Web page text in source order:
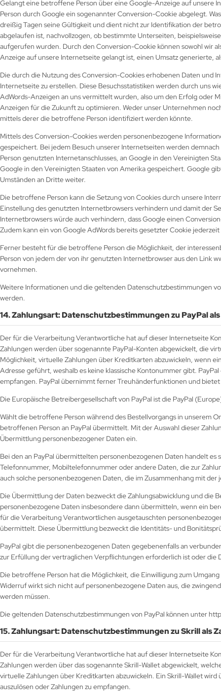
Gelangt eine betroffene Person über eine Google-Anzeige auf
Person durch Google ein sogenannter Conversion-Cookie abgelegt.
dreißig Tagen seine Gültigkeit und dient nicht zur Identifikation der
abgelaufen ist, nachvollzogen, ob bestimmte Unterseiten,
aufgerufen wurden. Durch den Conversion-Cookie können sowohl wir
Anzeige auf unsere Internetseite gelangt ist, einen Umsatz generierte,
Die durch die Nutzung des Conversion-Cookies erhobenen Daten und
Internetseite zu erstellen. Diese Besuchsstatistiken werden durch uns
AdWords-Anzeigen an uns vermittelt wurden, also um den Erfolg oder
Anzeigen für die Zukunft zu optimieren. Weder unser Unternehmen
mittels derer die betroffene Person identifiziert werden könnte.
Mittels des Conversion-Cookies werden personenbezogene
gespeichert. Bei jedem Besuch unserer Internetseiten werden
Person genutzten Internetanschlusses, an Google in den Vereinigten
Google in den Vereinigten Staaten von Amerika gespeichert. Google
Umständen an Dritte weiter.
Die betroffene Person kann die Setzung von Cookies durch unsere
Einstellung des genutzten Internetbrowsers verhindern und damit der
Internetbrowsers würde auch verhindern, dass Google einen
Zudem kann ein von Google AdWords bereits gesetzter Cookie
Ferner besteht für die betroffene Person die Möglichkeit, der
Person von jedem der von ihr genutzten Internetbrowser aus den Link
vornehmen.
Weitere Informationen und die geltenden Datenschutzbestimmungen
werden.
14. Zahlungsart: Datenschutzbestimmungen zu PayPal
Der für die Verarbeitung Verantwortliche hat auf dieser Internetseite
Zahlungen werden über sogenannte PayPal-Konten abgewickelt, die
Möglichkeit, virtuelle Zahlungen über Kreditkarten abzuwickeln, wenn
Adresse geführt, weshalb es keine klassische Kontonummer gibt.
empfangen. PayPal übernimmt ferner Treuhänderfunktionen und
Die Europäische Betreibergesellschaft von PayPal ist die PayPal
Wählt die betroffene Person während des Bestellvorgangs in unserem
betroffenen Person an PayPal übermittelt. Mit der Auswahl dieser
Übermittlung personenbezogener Daten ein.
Bei den an PayPal übermittelten personenbezogenen Daten handelt
Telefonnummer, Mobiltelefonnummer oder andere Daten, die zur
auch solche personenbezogenen Daten, die im Zusammenhang mit
Die Übermittlung der Daten bezweckt die Zahlungsabwicklung und
personenbezogene Daten insbesondere dann übermitteln, wenn ein
für die Verarbeitung Verantwortlichen ausgetauschten
übermittelt. Diese Übermittlung bezweckt die Identitäts- und
PayPal gibt die personenbezogenen Daten gegebenenfalls an
zur Erfüllung der vertraglichen Verpflichtungen erforderlich ist oder die
Die betroffene Person hat die Möglichkeit, die Einwilligung zum
Widerruf wirkt sich nicht auf personenbezogene Daten aus, die
werden müssen.
Die geltenden Datenschutzbestimmungen von PayPal können unter
15. Zahlungsart: Datenschutzbestimmungen zu Skrill als
Der für die Verarbeitung Verantwortliche hat auf dieser Internetseite
Zahlungen werden über das sogenannte Skrill-Wallet abgewickelt,
virtuelle Zahlungen über Kreditkarten abzuwickeln. Ein Skrill-Wallet
auszulösen oder Zahlungen zu empfangen.